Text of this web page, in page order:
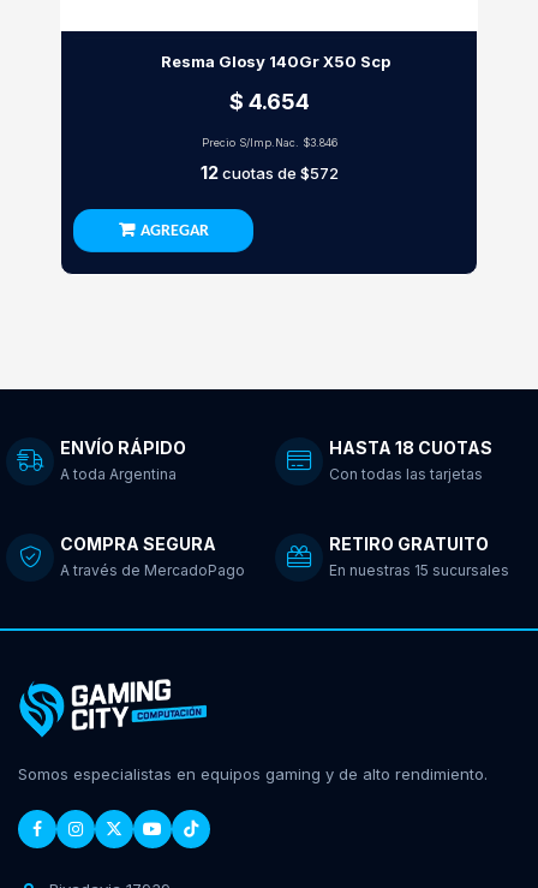
Resma Glosy 140Gr X50 Scp
$ 4.654
Precio S/Imp.Nac. $3.846
12cuotas de $572
AGREGAR
ENVÍO RÁPIDO
A toda Argentina
HASTA 18 CUOTAS
Con todas las tarjetas
COMPRA SEGURA
A través de MercadoPago
RETIRO GRATUITO
En nuestras 15 sucursales
Somos especialistas en equipos gaming y de alto rendimiento.